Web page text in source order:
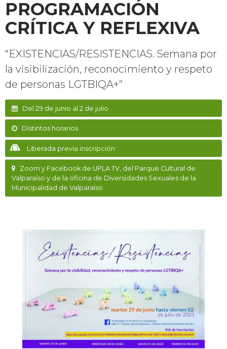
PROGRAMACIÓN
CRÍTICA Y REFLEXIVA
“EXISTENCIAS/RESISTENCIAS. Semana por
la visibilización, reconocimiento y respeto
de personas LGTBIQA+”
Del 29 de junio al 2 de julio
Distintos horarios
Liberada previa inscripción
Zoom y Facebook de UPLA TV, del Parque Cultural de
Valparaíso y de la oficina de Diversidades Sexuales de la
Municipalidad de Valparaíso